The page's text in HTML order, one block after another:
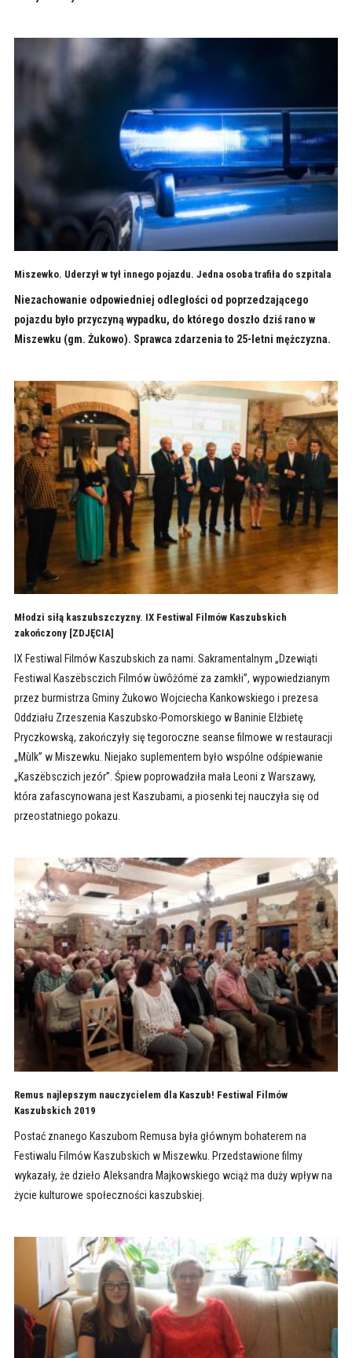
Miszewko. Uderzył w tył innego pojazdu. Jedna osoba trafiła do szpitala
Niezachowanie odpowiedniej odległości od poprzedzającego
pojazdu było przyczyną wypadku, do którego doszło dziś rano w
Miszewku (gm. Żukowo). Sprawca zdarzenia to 25-letni mężczyzna.
Młodzi siłą kaszubszczyzny. IX Festiwal Filmów Kaszubskich
zakończony [ZDJĘCIA]
IX Festiwal Filmów Kaszubskich za nami. Sakramentalnym „Dzewiąti
Festiwal Kaszëbsczich Filmów ùwôżómë za zamkłi”, wypowiedzianym
przez burmistrza Gminy Żukowo Wojciecha Kankowskiego i prezesa
Oddziału Zrzeszenia Kaszubsko-Pomorskiego w Baninie Elżbietę
Pryczkowską, zakończyły się tegoroczne seanse filmowe w restauracji
„Mùlk” w Miszewku. Niejako suplementem było wspólne odśpiewanie
„Kaszëbsczich jezór”. Śpiew poprowadziła mała Leoni z Warszawy,
która zafascynowana jest Kaszubami, a piosenki tej nauczyła się od
przeostatniego pokazu.
Remus najlepszym nauczycielem dla Kaszub! Festiwal Filmów
Kaszubskich 2019
Postać znanego Kaszubom Remusa była głównym bohaterem na
Festiwalu Filmów Kaszubskich w Miszewku. Przedstawione filmy
wykazały, że dzieło Aleksandra Majkowskiego wciąż ma duży wpływ na
życie kulturowe społeczności kaszubskiej.